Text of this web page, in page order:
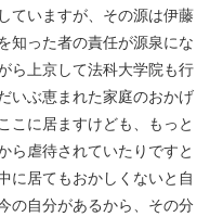
ていますが、その源は伊藤
知った者の責任が源泉にな
ら上京して法科大学院も行
いぶ恵まれた家庭のおかげ
こに居ますけども、もっと
ら虐待されていたりですと
に居てもおかしくないと自
の自分があるから、その分